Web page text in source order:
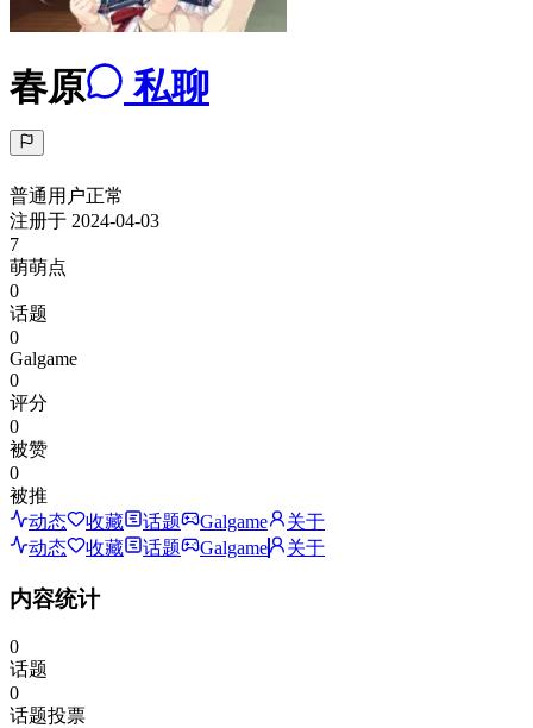
春原 私聊
普通用户正常
注册于 2024-04-03
7
萌萌点
0
话题
0
Galgame
0
评分
0
被赞
0
被推
动态
收藏 话题 Galgame
关于
动态
收藏 话题 Galgame 关于
内容统计
0
话题
0
话题投票